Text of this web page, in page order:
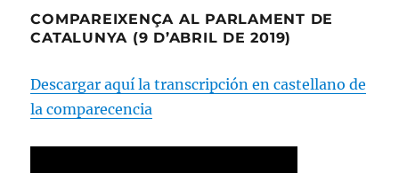
COMPAREIXENÇA AL PARLAMENT DE
CATALUNYA (9 D’ABRIL DE 2019)
Descargar aquí la transcripción en castellano de
la comparecencia